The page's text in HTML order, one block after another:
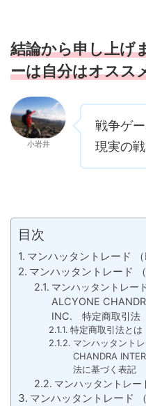
結論から申し上げ
ーは自分はオスス
小岩井
戦争ゲ
現実の
目次
マンハッタントレード
マンハッタントレード
マンハッタントレ
ALCYONE
INC. 特定商取引法
特定商取引法とは
マンハッタント
CHANDRA
法に基づく表記
マンハッタントレ
マンハッタントレード